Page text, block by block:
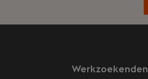
Werkzoekenden